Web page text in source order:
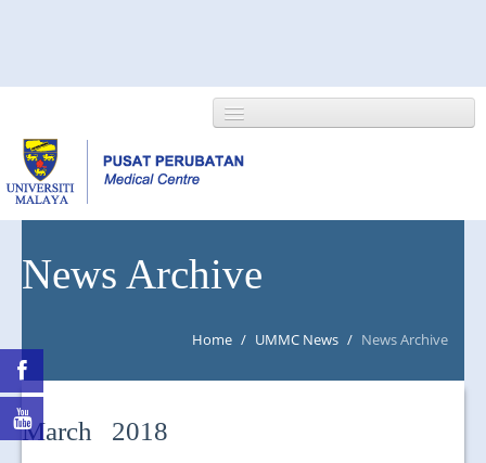
NEWS/EVENTS
News Archive
Home / UMMC News / News Archive
March 2018